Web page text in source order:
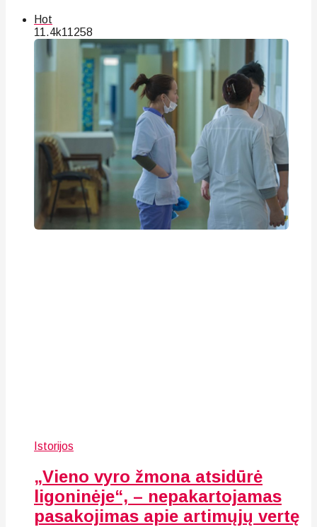
Hot
11.4k11258
Istorijos
„Vieno vyro žmona atsidūrė
ligoninėje“, – nepakartojamas
pasakojimas apie artimųjų vertę